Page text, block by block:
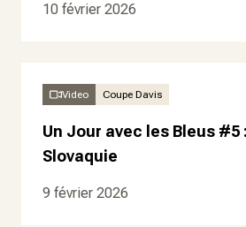
10 février 2026
Video Coupe Davis
Un Jour avec les Bleus #5
Slovaquie
9 février 2026